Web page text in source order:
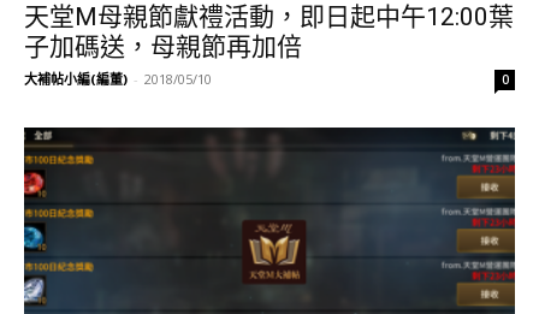
天堂M母親節獻禮活動，即日起中午12:00葉
子加碼送，母親節再加倍
大補帖小編(編董) - 2018/05/10 0